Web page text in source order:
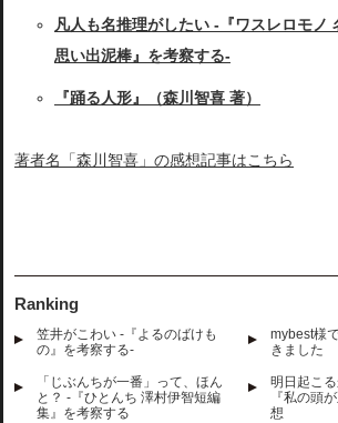
凡人も名推理がしたい -『ワスレロモノ
思い出泥棒』を考察する-
『踊る人形』（森川智喜 著）
著者名「森川智喜」の感想記事はこちら
Ranking
笠井がこわい -『よるのばけも
の』を考察する-
mybest様
きました
「じぶんちが一番」って、ほん
と？ -『ひとんち 澤村伊智短編
集』を考察する
明日起こ
『私の頭
想